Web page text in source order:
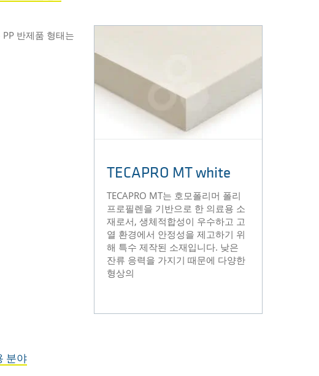
반제품 형태는
TECAPRO MT white
TECAPRO MT는 호모폴리머 폴리
프로필렌을 기반으로 한 의료용 소
재로서, 생체적합성이 우수하고 고
열 환경에서 안정성을 제고하기 위
해 특수 제작된 소재입니다. 낮은
잔류 응력을 가지기 때문에 다양한
형상의
분야